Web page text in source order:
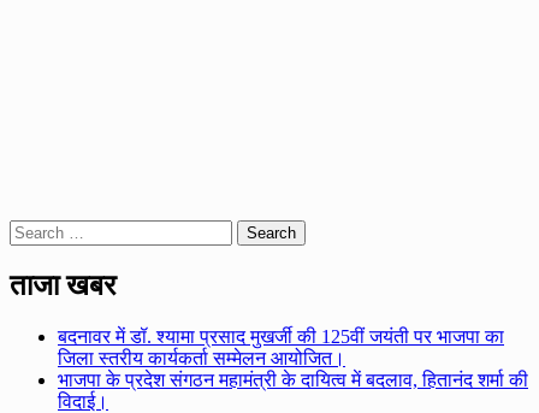
Search
for:
ताजा खबर
बदनावर में डॉ. श्यामा प्रसाद मुखर्जी की 125वीं जयंती पर भाजपा का
जिला स्तरीय कार्यकर्ता सम्मेलन आयोजित।
भाजपा के प्रदेश संगठन महामंत्री के दायित्व में बदलाव, हितानंद शर्मा की
विदाई।